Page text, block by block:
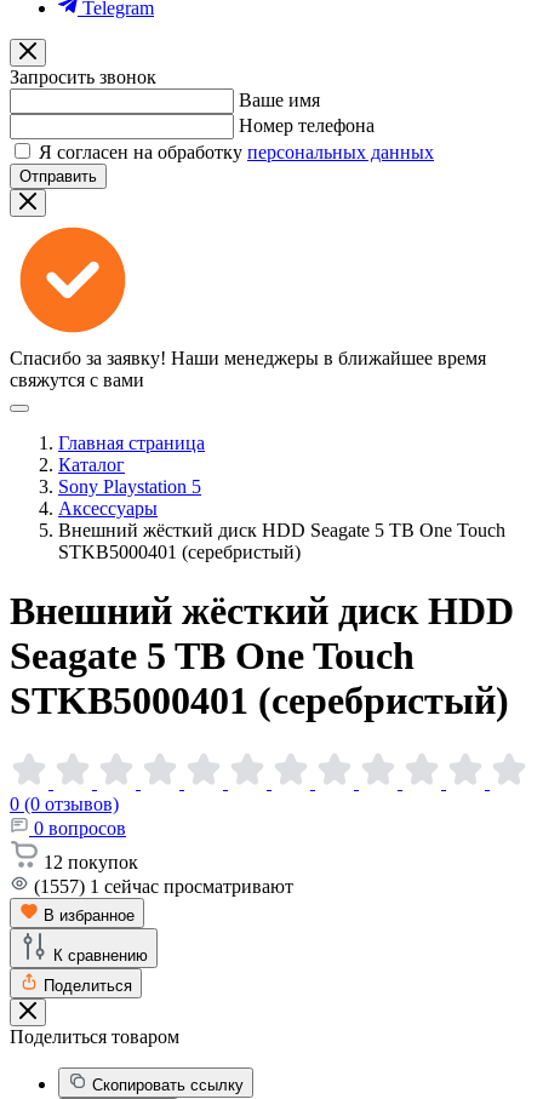
Telegram
Запросить звонок
Ваше имя
Номер телефона
Я согласен на обработку персональных данных
Отправить
Спасибо за заявку! Наши менеджеры в ближайшее время
свяжутся с вами
Главная страница
Каталог
Sony Playstation 5
Аксессуары
Внешний жёсткий диск HDD Seagate 5 TB One Touch
STKB5000401 (серебристый)
Внешний жёсткий диск HDD
Seagate 5 TB One Touch
STKB5000401 (серебристый)
0 (0 отзывов)
0 вопросов
12 покупок
(1557) 1 сейчас просматривают
В избранное
К сравнению
Поделиться
Поделиться товаром
Скопировать ссылку